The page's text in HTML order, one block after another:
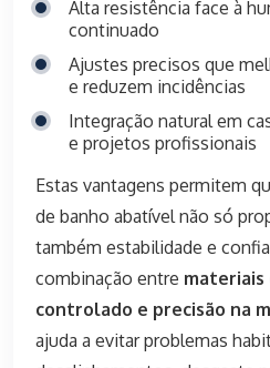
Alta resistência face à
continuado
Ajustes precisos que
e reduzem incidências
Integração natural em
e projetos profissionais
Estas vantagens permitem
de banho abatível não só
também estabilidade e
combinação entre materiais
controlado e precisão na
ajuda a evitar problemas